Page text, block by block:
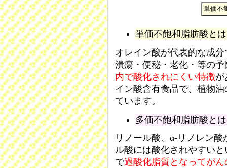
単価不
単価不飽和脂肪酸と
オレイン酸が代表的な成
潰瘍・便秘・老化・等の
内で酸化されにくい特徴が
イン酸含有食品で、植物
ています。
多価不飽和脂肪酸と
リノール酸、α‐リノレン
ル酸には酸化されやすい
で過酸化脂質となってがん